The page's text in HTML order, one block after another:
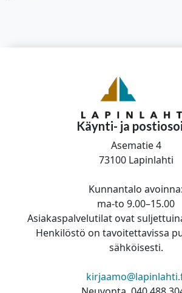
Käynti- ja
Asematie 4
73100 Lapinlahti
Kunnantalo avoinna:
ma-to 9.00–15.00
Asiakaspalvelutilat ovat
Henkilöstö on tavoitettavissa
sähköisesti.